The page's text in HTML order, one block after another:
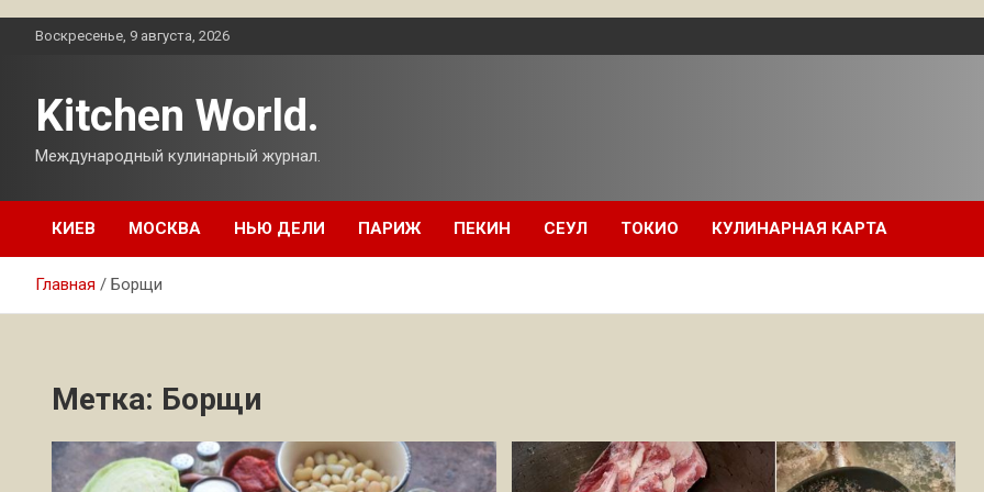
ПерейтиВоскресенье, 9 августа, 2026
Kitchen World.
Международный кулинарный журнал.
КИЕВ МОСКВА НЬЮ ДЕЛИ ПАРИЖ ПЕКИН СЕУЛ ТОКИО КУЛИНАРНАЯ КАРТА
Главная Борщи
Метка: Борщи